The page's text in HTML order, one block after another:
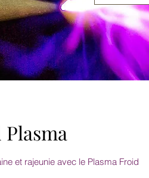
et rajeunie avec le Plasma Froid